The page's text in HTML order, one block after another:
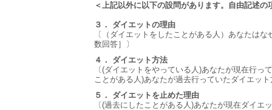
＜上記以外に以下の設問があります。自由記述の
３． ダイエットの理由
〔（ダイエットをしたことがある人）あなたは
数回答］〕
４． ダイエット方法
〔(ダイエットをやっている人)あなたが現在行
ことがある人)あなたが過去行っていたダイエッ
５． ダイエットを止めた理由
〔(過去にしたことがある人)あなたが現在ダイエ